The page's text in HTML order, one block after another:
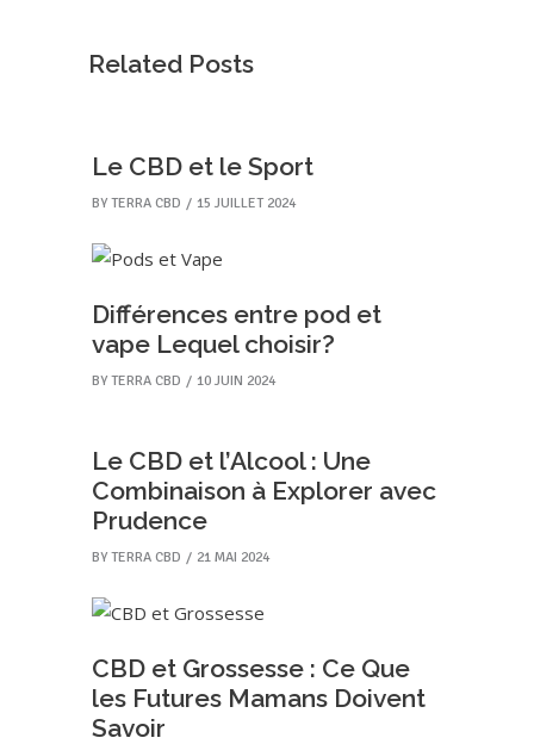
Related Posts
Le CBD et le Sport
BY TERRA CBD 15 JUILLET 2024
Différences entre pod et
vape Lequel choisir?
BY TERRA CBD 10 JUIN 2024
Le CBD et l’Alcool : Une
Combinaison à Explorer avec
Prudence
BY TERRA CBD 21 MAI 2024
CBD et Grossesse : Ce Que
les Futures Mamans Doivent
Savoir